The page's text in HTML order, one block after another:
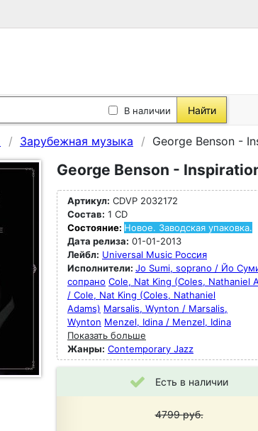
В наличии Найти
Зарубежная музыка George Benson -
George Benson -
Артикул: CDVP 2032172
Состав: 1 CD
Состояние: Новое. Заводская упаковка.
Дата релиза: 01-01-2013
Лейбл: Universal Music Россия
Исполнители: Jo Sumi, soprano / Йо
сопрано Cole, Nat King (Coles, Nathaniel
/ Cole, Nat King (Coles, Nathaniel
Adams) Marsalis, Wynton / Marsalis,
Wynton Menzel, Idina / Menzel, Idina
Показать больше
Жанры: Contemporary Jazz
Есть в наличии
4799руб.